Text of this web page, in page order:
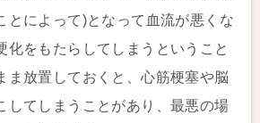
とによって)となって血流が悪くな
化をもたらしてしまうということ
ま放置しておくと、心筋梗塞や脳
してしまうことがあり、最悪の場